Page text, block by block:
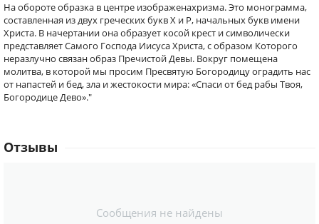
На обороте образка в центре изображенахризма. Это монограмма,
составленная из двух греческих букв Х и Р, начальных букв имени
Христа. В начертании она образует косой крест и символически
представляет Самого Господа Иисуса Христа, с образом Которого
неразлучно связан образ Пречистой Девы. Вокруг помещена
молитва, в которой мы просим Пресвятую Богородицу оградить нас
от напастей и бед, зла и жестокости мира: «Спаси от бед рабы Твоя,
Богородице Дево»."
Отзывы
Сообщения не найдены